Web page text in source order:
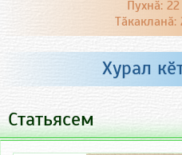
Пухнӑ:
Тӑкакланӑ:
Хурал
Статьясем